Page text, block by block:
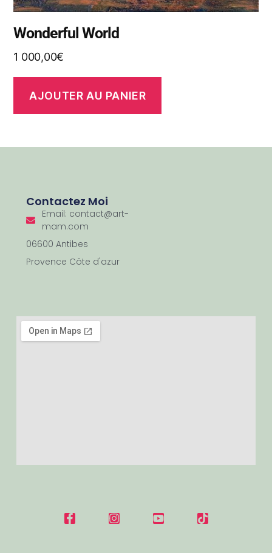
Wonderful World
1 000,00€
AJOUTER AU PANIER
Contactez Moi
Email: contact@art-
mam.com
06600 Antibes
Provence Côte d'azur